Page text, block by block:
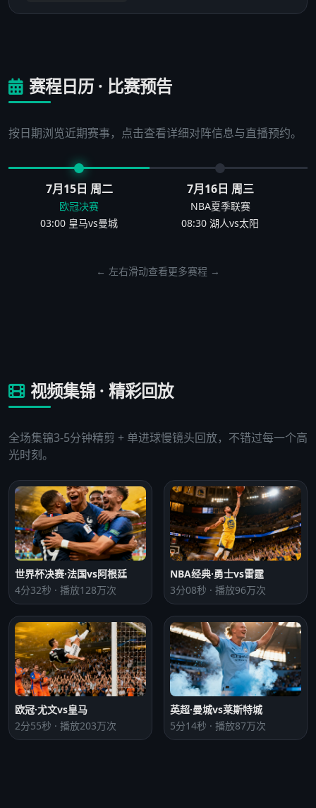
赛程日历 · 比赛预告
按日期浏览近期赛事，点击查看详细对阵信息与直播预约。
7月15日 周二
欧冠决赛
03:00 皇马vs曼城
7月16日 周三
NBA夏季联赛
08:30 湖人vs太阳
← 左右滑动查看更多赛程 →
视频集锦 · 精彩回放
全场集锦3-5分钟精剪 + 单进球慢镜头回放，不错过每一个高
光时刻。
世界杯决赛·法国vs阿根廷
4分32秒 · 播放128万次
NBA经典·勇士vs雷霆
3分08秒 · 播放96万次
欧冠·尤文vs皇马
2分55秒 · 播放203万次
英超·曼城vs莱斯特城
5分14秒 · 播放87万次